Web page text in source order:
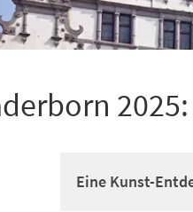
Eine Kunst-